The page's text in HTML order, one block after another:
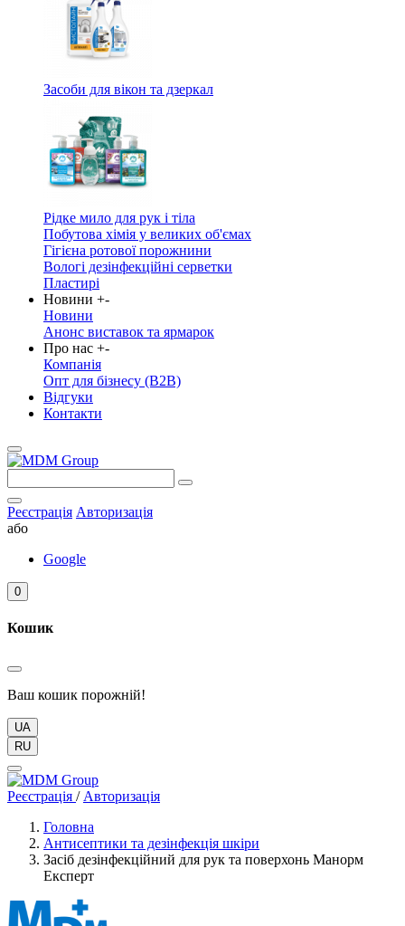
Засоби для вікон та дзеркал
Рідке мило для рук і тіла
Побутова хімія у великих об'ємах
Гігієна ротової порожнини
Вологі дезінфекційні серветки
Пластирі
Новини +-
Новини
Анонс виставок та ярмарок
Про нас +-
Компанія
Опт для бізнесу (B2B)
Відгуки
Контакти
Реєстрація Авторизація
або
Google
0
Кошик
Ваш кошик порожній!
UA
RU
Реєстрація / Авторизація
Головна
Антисептики та дезінфекція шкіри
Засіб дезінфекційний для рук та поверхонь Манорм
Експерт